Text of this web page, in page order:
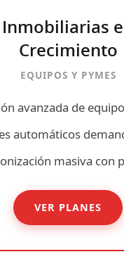
Inmobiliarias
Crecimiento
EQUIPOS Y PYMES
avanzada de
automáticos
masiva con
VER PLANES